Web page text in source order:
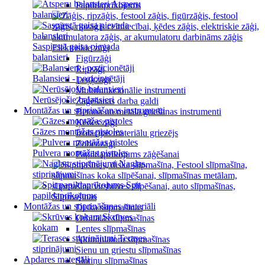
Atsperu
balansieri
Saspiestā gaisa pievada
balansieri
Balansieri - pozicionētāji
Nerūsējošie balansieri
Montāžas un stiprināšanas instrumenti
Gāzes montāžas pistoles
Pulvera montāžas pistoles
Naglas,
stiprinājumi
Spit
papildaprīkojums
Montāžas un stiprināšanas materiāli
Skrūves
kokam
Terases
stiprinājumi
Apdares materiāli
Papildaprīkojums
Elektriskie zāģi
Figūrzāģi
Ripzāģi
Leņķzāģi
Multifunkcionālie instrumenti
Zāģēšanas darba galdi
Betona un metāla griešanas instrumenti
Ķēdes zāģi
Izolācijas materiālu griezējs
Zobenzāģi
Papildaprīkojums zāģēšanai
Slīpmašīnas
Diska slīpmašīnas
Orbitālās slīpmašīnas
Lentes slīpmašīnas
Akumulatora slīpmašīnas
Sienu un griestu slīpmašīnas
Slotiņu slīpmašīnas